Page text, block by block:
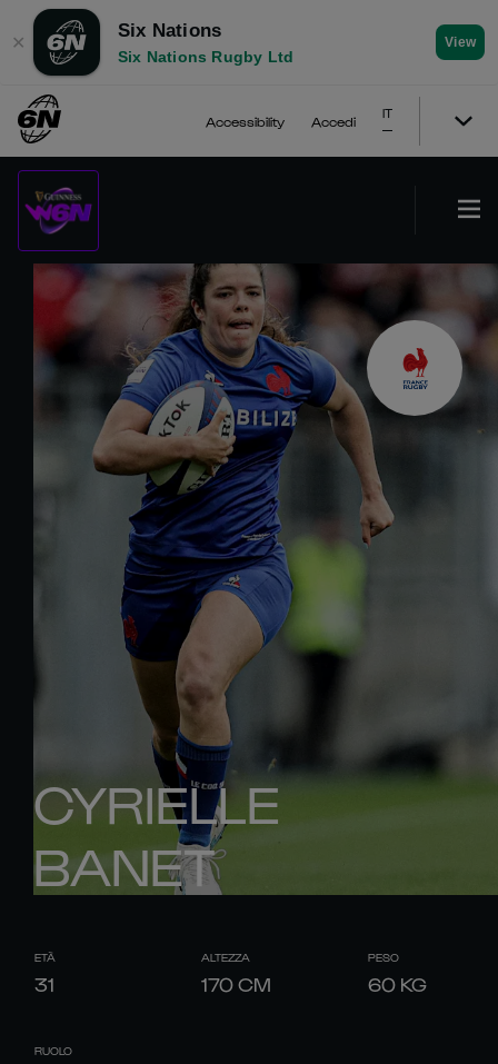
✕
Six Nations
Six Nations Rugby Ltd
View
Accessibility Accedi
IT
CYRIELLE
BANET
ETÀ
31
ALTEZZA
170CM
PESO
60 KG
RUOLO